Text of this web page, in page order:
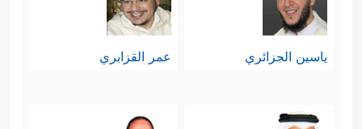
ياسين الجزائري عمر القزابري